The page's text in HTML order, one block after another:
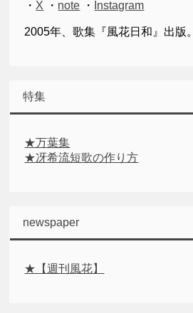
・ X ・ note ・ Instagram
2005年、歌集『風花日和』出版。
特集
★万葉集
★冴希流短歌の作り方
newspaper
★【週刊風花】